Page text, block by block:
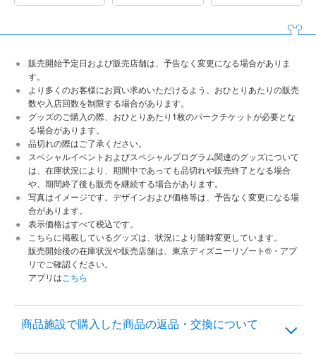
販売開始予定日および販売店舗は、予告なく変更になる場合がありま
す。
より多くのお客様にお買い求めいただけるよう、おひとりあたりの販売
数や入店回数を制限する場合があります。
グッズのご購入の際、おひとりあたり1枚のパークチケットが必要とな
る場合があります。
品切れの際はご了承ください。
スペシャルイベントおよびスペシャルプログラム関連のグッズについて
は、在庫状況により、期間中であっても品切れや販売終了となる場合
や、期間終了後も販売を継続する場合があります。
写真はイメージです。デザインおよび価格等は、予告なく変更になる場
合があります。
表示価格はすべて税込です。
こちらに掲載しているグッズは、状況により随時変更しています。
販売開始後の在庫状況や販売店舗は、東京ディズニーリゾート®・アプ
リでご確認ください。
アプリは こちら
商品施設で購入した商品の返品・交換について